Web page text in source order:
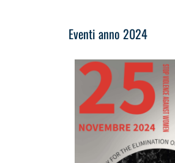
Eventi anno 2024